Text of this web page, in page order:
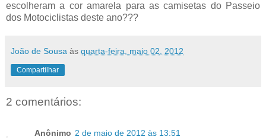
escolheram a cor amarela para as camisetas do Passeio
dos Motociclistas deste ano???
João de Sousa às quarta-feira, maio 02, 2012
Compartilhar
2 comentários:
Anônimo 2 de maio de 2012 às 13:51